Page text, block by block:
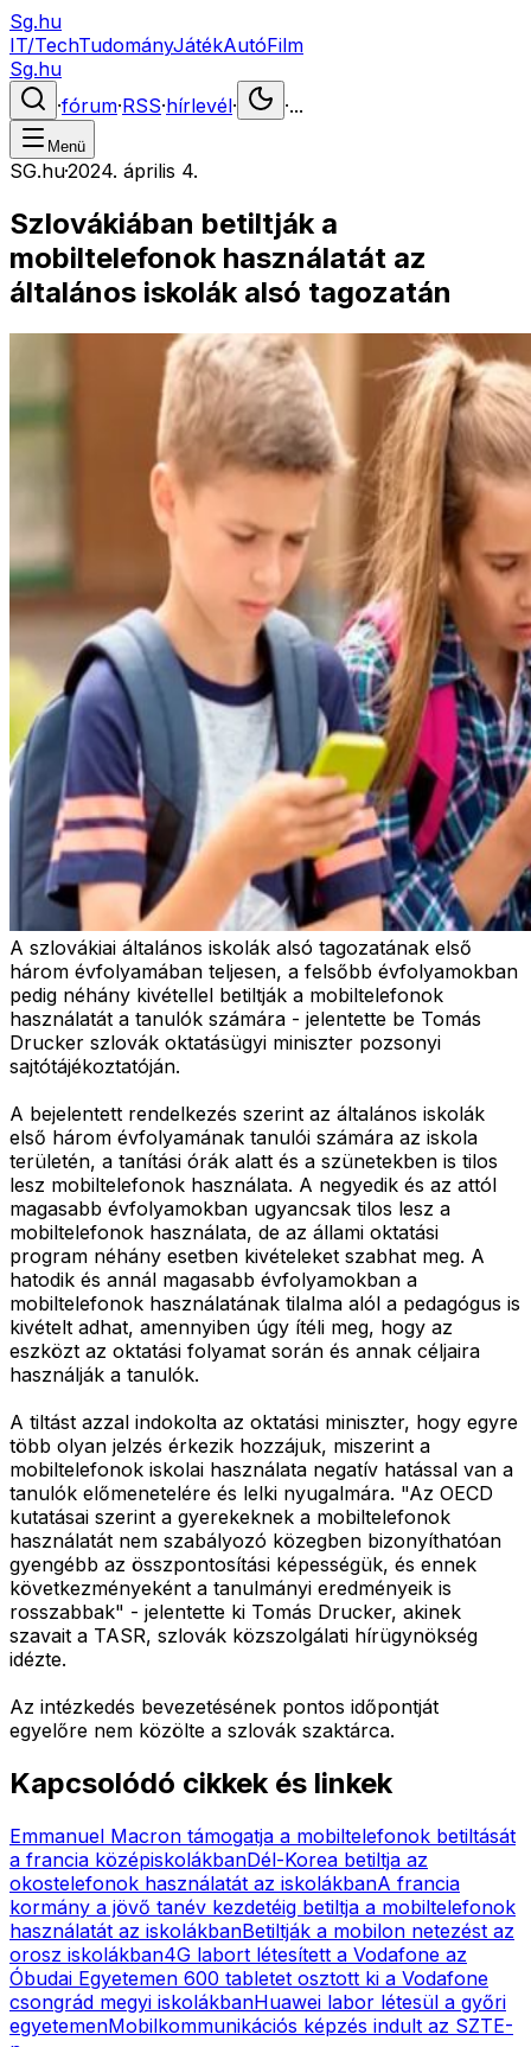
Sg.hu
IT/TechTudományJátékAutóFilm
Sg.hu
·fórum·RSS·hírlevél· ·...
Menü
SG.hu·2024. április 4.
Szlovákiában betiltják a
mobiltelefonok használatát az
általános iskolák alsó tagozatán
A szlovákiai általános iskolák alsó tagozatának első
három évfolyamában teljesen, a felsőbb évfolyamokban
pedig néhány kivétellel betiltják a mobiltelefonok
használatát a tanulók számára - jelentette be Tomás
Drucker szlovák oktatásügyi miniszter pozsonyi
sajtótájékoztatóján.
A bejelentett rendelkezés szerint az általános iskolák
első három évfolyamának tanulói számára az iskola
területén, a tanítási órák alatt és a szünetekben is tilos
lesz mobiltelefonok használata. A negyedik és az attól
magasabb évfolyamokban ugyancsak tilos lesz a
mobiltelefonok használata, de az állami oktatási
program néhány esetben kivételeket szabhat meg. A
hatodik és annál magasabb évfolyamokban a
mobiltelefonok használatának tilalma alól a pedagógus is
kivételt adhat, amennyiben úgy ítéli meg, hogy az
eszközt az oktatási folyamat során és annak céljaira
használják a tanulók.
A tiltást azzal indokolta az oktatási miniszter, hogy egyre
több olyan jelzés érkezik hozzájuk, miszerint a
mobiltelefonok iskolai használata negatív hatással van a
tanulók előmenetelére és lelki nyugalmára. "Az OECD
kutatásai szerint a gyerekeknek a mobiltelefonok
használatát nem szabályozó közegben bizonyíthatóan
gyengébb az összpontosítási képességük, és ennek
következményeként a tanulmányi eredményeik is
rosszabbak" - jelentette ki Tomás Drucker, akinek
szavait a TASR, szlovák közszolgálati hírügynökség
idézte.
Az intézkedés bevezetésének pontos időpontját
egyelőre nem közölte a szlovák szaktárca.
Kapcsolódó cikkek és linkek
Emmanuel Macron támogatja a mobiltelefonok betiltását
a francia középiskolákbanDél-Korea betiltja az
okostelefonok használatát az iskolákbanA francia
kormány a jövő tanév kezdetéig betiltja a mobiltelefonok
használatát az iskolákbanBetiltják a mobilon netezést az
orosz iskolákban4G labort létesített a Vodafone az
Óbudai Egyetemen 600 tabletet osztott ki a Vodafone
csongrád megyi iskolákbanHuawei labor létesül a győri
egyetemenMobilkommunikációs képzés indult az SZTE-